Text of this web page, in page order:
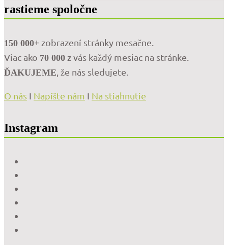
rastieme spoločne
150 000+ zobrazení stránky mesačne.
Viac ako 70 000 z vás každý mesiac na stránke.
ĎAKUJEME , že nás sledujete.
O nás I Napíšte nám I Na stiahnutie
Instagram